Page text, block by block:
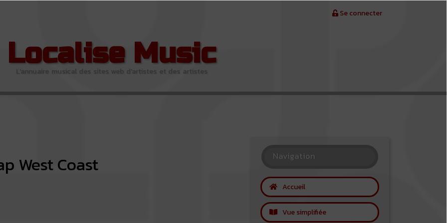
Se connecter
Localise Music
L'annuaire musical des sites web d'artistes et des artistes
West Coast Navigation
Accueil
Vue simplifiée